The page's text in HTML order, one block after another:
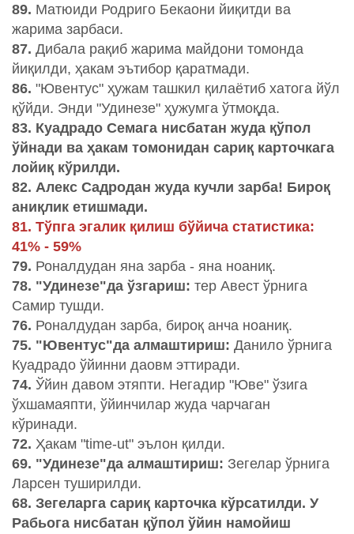
89. Матюиди Родриго Бекаони йиқитди ва
жарима зарбаси.
87. Дибала рақиб жарима майдони томонда
йиқилди, ҳакам эътибор қаратмади.
86. "Ювентус" ҳужам ташкил қилаётиб хатога йўл
қўйди. Энди "Удинезе" ҳужумга ўтмоқда.
83. Куадрадо Семага нисбатан жуда қўпол
ўйнади ва ҳакам томонидан сариқ карточкага
лойиқ кўрилди.
82. Алекс Садродан жуда кучли зарба! Бироқ
аниқлик етишмади.
81. Тўпга эгалик қилиш бўйича статистика:
41% - 59%
79. Роналдудан яна зарба - яна ноаниқ.
78. "Удинезе"да ўзгариш: тер Авест ўрнига
Самир тушди.
76. Роналдудан зарба, бироқ анча ноаниқ.
75. "Ювентус"да алмаштириш: Данило ўрнига
Куадрадо ўйинни даовм эттиради.
74. Ўйин давом этяпти. Негадир "Юве" ўзига
ўхшамаяпти, ўйинчилар жуда чарчаган
кўринади.
72. Ҳакам "time-ut" эълон қилди.
69. "Удинезе"да алмаштириш: Зегелар ўрнига
Ларсен туширилди.
68. Зегеларга сариқ карточка кўрсатилди. У
Рабьога нисбатан қўпол ўйин намойиш